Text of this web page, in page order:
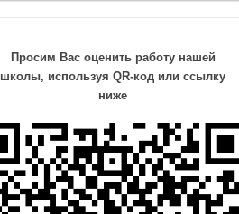
Просим Вас оценить работу нашей
школы, используя QR-код или ссылку
ниже